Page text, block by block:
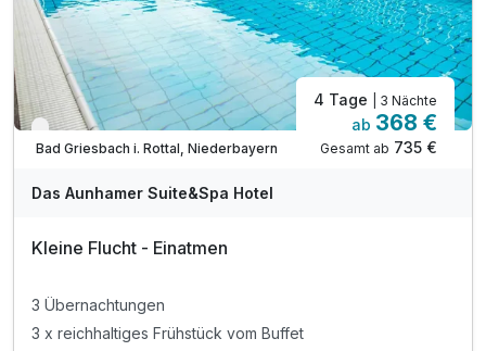
Verfügbar bis Dezember
Bad Griesbach i. Rottal, Niederbayern
4 Tage | 3 Nächte
ab 368 €
Gesamt ab 735 €
Das Aunhamer Suite&Spa Hotel
Kleine Flucht - Einatmen
3 Übernachtungen
3 x reichhaltiges Frühstück vom Buffet